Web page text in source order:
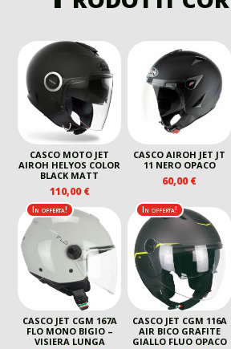
CASCO MOTO JET
AIROH HELYOS COLOR
BLACK MATT
110,00€
CASCO AIROH JET JT
11 NERO OPACO
60,00€
In offerta!
CASCO JET CGM 167A
FLO MONO BIGIO –
VISIERA LUNGA
In offerta!
CASCO JET CGM 116A
AIR BICO GRAFITE
GIALLO FLUO OPACO